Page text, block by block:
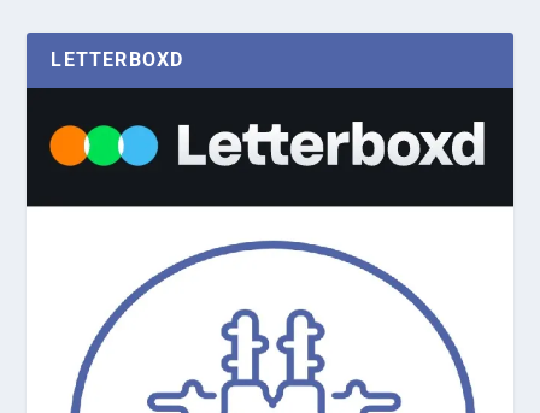
LETTERBOXD